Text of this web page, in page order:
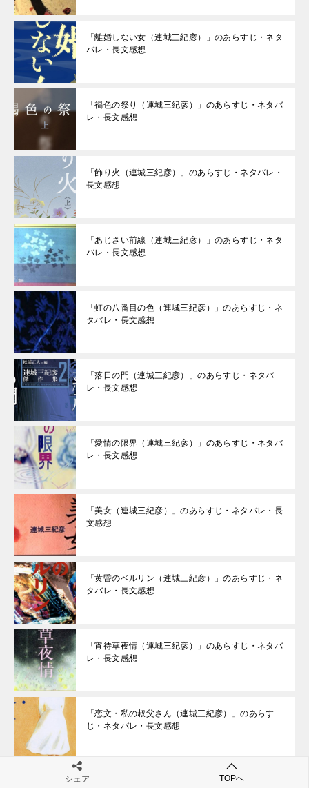
「離婚しない女（連城三紀彦）」のあらすじ・ネタ
バレ・長文感想
「褐色の祭り（連城三紀彦）」のあらすじ・ネタバ
レ・長文感想
「飾り火（連城三紀彦）」のあらすじ・ネタバレ・
長文感想
「あじさい前線（連城三紀彦）」のあらすじ・ネタ
バレ・長文感想
「虹の八番目の色（連城三紀彦）」のあらすじ・ネ
タバレ・長文感想
「落日の門（連城三紀彦）」のあらすじ・ネタバ
レ・長文感想
「愛情の限界（連城三紀彦）」のあらすじ・ネタバ
レ・長文感想
「美女（連城三紀彦）」のあらすじ・ネタバレ・長
文感想
「黄昏のベルリン（連城三紀彦）」のあらすじ・ネ
タバレ・長文感想
「宵待草夜情（連城三紀彦）」のあらすじ・ネタバ
レ・長文感想
「恋文・私の叔父さん（連城三紀彦）」のあらす
じ・ネタバレ・長文感想
「棚の隅（連城三紀彦）」のあらすじ・ネタバレ・
シェア TOPへ